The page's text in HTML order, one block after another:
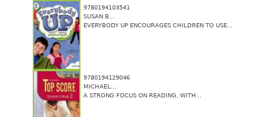
9780194103541
SUSAN B...
EVERYBODY UP ENCOURAGES CHILDREN TO USE...
9780194129046
MICHAEL...
A STRONG FOCUS ON READING, WITH...